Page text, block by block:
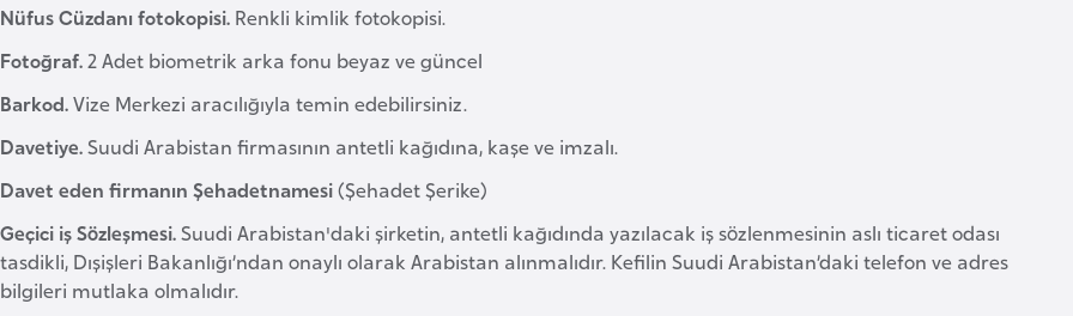
Nüfus Cüzdanı fotokopisi. Renkli kimlik fotokopisi.
Fotoğraf.2 Adet biometrik arka fonu beyaz ve güncel
Barkod.Vize Merkezi aracılığıyla temin edebilirsiniz.
Davetiye.Suudi Arabistan firmasının antetli kağıdına, kaşe ve imzalı.
Davet eden firmanın Şehadetnamesi(Şehadet Şerike)
Geçici iş Sözleşmesi.Suudi Arabistan'daki şirketin, antetli kağıdında yazılacak iş sözlenmesinin aslı ticaret odası
tasdikli, Dışişleri Bakanlığı’ndan onaylı olarak Arabistan alınmalıdır. Kefilin Suudi Arabistan’daki telefon ve adres
bilgileri mutlaka olmalıdır.